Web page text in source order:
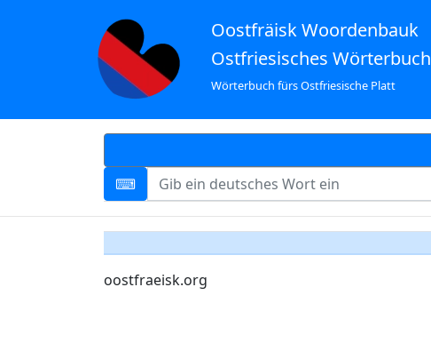
Oostfräisk Woordenbauk
Ostfriesisches Wörterbuch
Wörterbuch fürs Ostfriesische Platt
oostfraeisk.org